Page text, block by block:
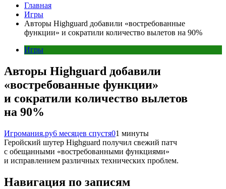
Главная
Игры
Авторы Highguard добавили «востребованные
функции» и сократили количество вылетов на 90%
Игры
Авторы Highguard добавили
«востребованные функции»
и сократили количество вылетов
на 90%
Игромания.ру6 месяцев спустя01 минуты
Геройский шутер Highguard получил свежий патч
с обещанными «востребованными функциями»
и исправлением различных технических проблем.
Навигация по записям